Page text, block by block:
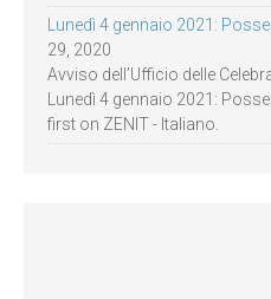
Lunedì 4 gennaio 2021:
29, 2020
Avviso dell’Ufficio delle
Lunedì 4 gennaio 2021:
first on ZENIT - Italiano.